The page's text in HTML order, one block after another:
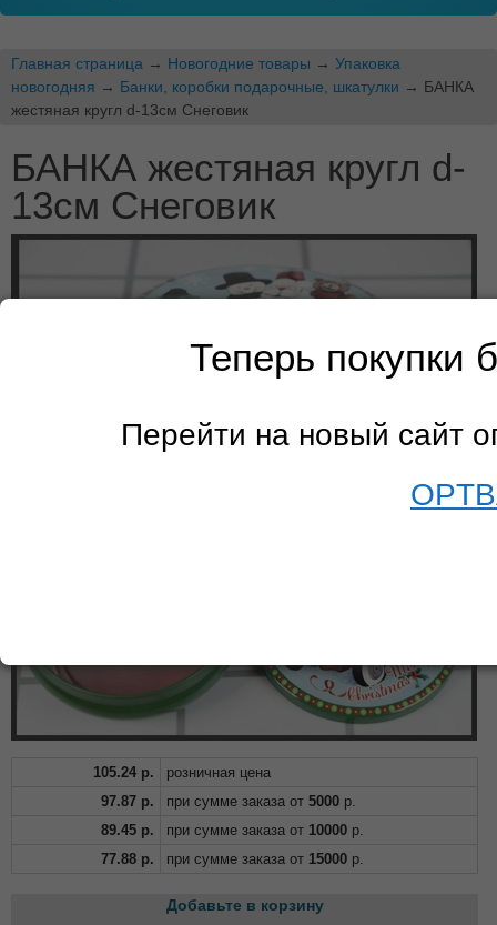
Теперь покупки
Перейти на новый сайт
Главная страница → Новогодние товары → Упаковка
новогодняя → Банки, коробки подарочные, шкатулки → БАНКА
жестяная кругл d-13см Снеговик
БАНКА жестяная кругл d-
13см Снеговик
105.24 р.
розничная цена
97.87 р. при сумме заказа от 5000 р.
89.45 р. при сумме заказа от 10000 р.
77.88 р. при сумме заказа от 15000 р.
Добавьте в корзину